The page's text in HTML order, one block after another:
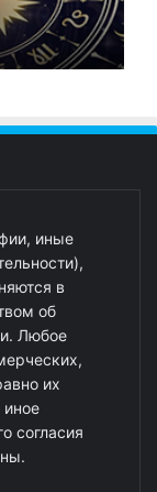
иные
в
об
Любое
их
иное
согласия